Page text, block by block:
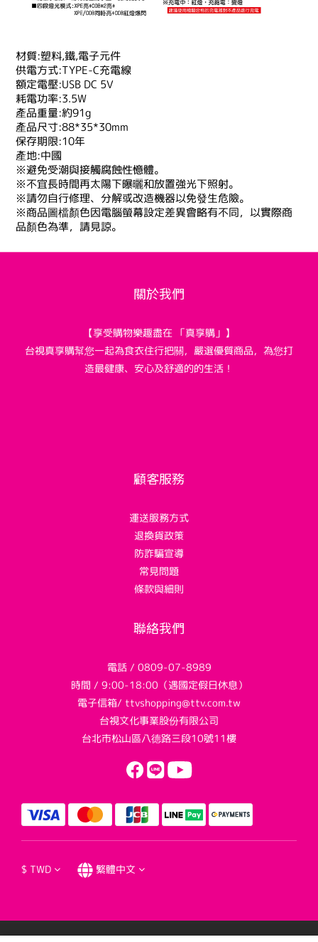
材質:塑料,鐵,電子元件
供電方式:TYPE-C充電線
額定電壓:USB DC 5V
耗電功率:3.5W
產品重量:約91g
產品尺寸:88*35*30mm
保存期限:10年
產地:中國
※避免受潮與接觸腐蝕性憶體。
※不宜長時間再太陽下曝曬和放置強光下照射。
※請勿自行修理、分解或改造機器以免發生危險。
※商品圖檔顏色因電腦螢幕設定差異會略有不同，以實際商
品顏色為準，請見諒。
關於我們
【享受購物樂趣盡在 「真享購」】
台視真享購幫您一起為食衣住行把關，嚴選優質商品，為您打
造最健康、安心及舒適的的生活！
顧客服務
運送服務方式
退換貨政策
防詐騙宣導
常見問題
條款與細則
聯絡我們
電話 / 0809-07-8989
時間 / 9:00-18:00（遇國定假日休息）
電子信箱/ ttvshopping@ttv.com.tw
台視文化事業股份有限公司
台北市松山區八德路三段10號11樓
$ TWD 繁體中文